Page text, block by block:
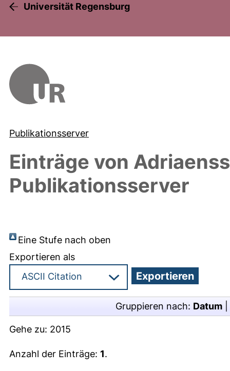
Universität Regensburg
Publikationsserver
Einträge von
Publikationsserver
Eine Stufe nach oben
Exportieren als
Gruppieren nach: Datum
Gehe zu: 2015
Anzahl der Einträge: 1.